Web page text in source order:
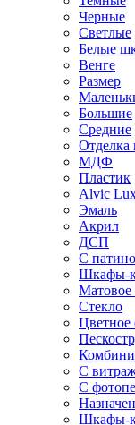
Черные
Светлые
Белые
Венге
Размер
Большие
Средние
Отделка
МДФ
Пластик
Alvic
Эмаль
Акрил
ДСП
С
Шкафы-
Матовое
Стекло
Цветное
С
С
Шкафы-